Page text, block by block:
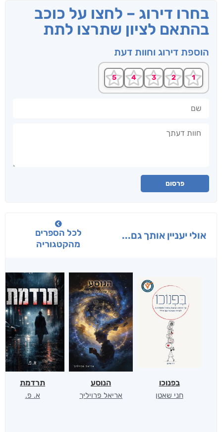
בחרו דירוג – לחצו על כוכב
בהתאם לציון שתרצו לתת
הוספת דירוג וחוות דעת
פרסום
אולי יעניין אותך גם...
לכל הספרים
מהקטגוריה
בפנוכו
חני שאטן
הנוסע
אריאל פרויליך
תרדמת
א. פ.